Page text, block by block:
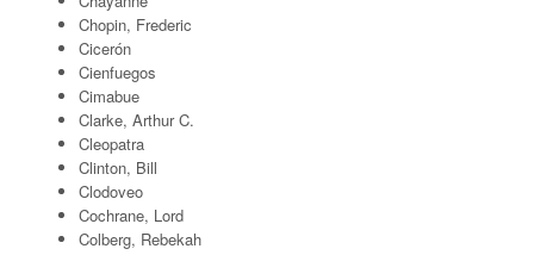
Chopin, Frederic
Cicerón
Cienfuegos
Cimabue
Clarke, Arthur C.
Cleopatra
Clinton, Bill
Clodoveo
Cochrane, Lord
Colberg, Rebekah